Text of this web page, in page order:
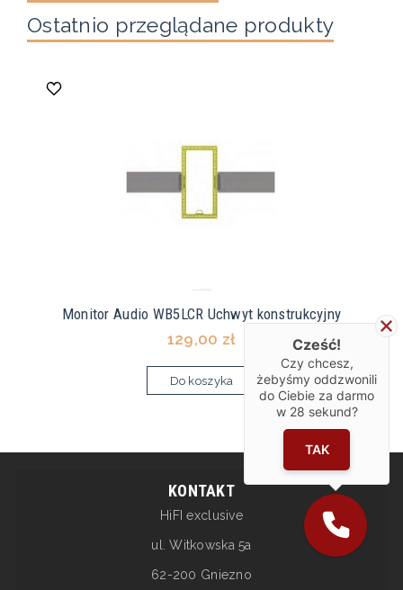
Ostatnio przeglądane produkty
Monitor Audio WB5LCR Uchwyt konstrukcyjny
129,00 zł
Do koszyka
KONTAKT
HiFI exclusive
ul. Witkowska 5a
62-200 Gniezno
Cześć!
Czy chcesz,
żebyśmy oddzwonili
do Ciebie za darmo
w 28 sekund?
TAK